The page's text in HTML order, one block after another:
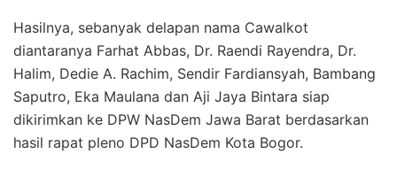
Hasilnya, sebanyak delapan nama Cawalkot
diantaranya Farhat Abbas, Dr. Raendi Rayendra, Dr.
Halim, Dedie A. Rachim, Sendir Fardiansyah, Bambang
Saputro, Eka Maulana dan Aji Jaya Bintara siap
dikirimkan ke DPW NasDem Jawa Barat berdasarkan
hasil rapat pleno DPD NasDem Kota Bogor.